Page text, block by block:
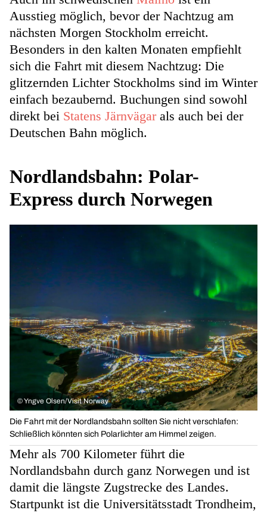
Ausstieg möglich, bevor der Nachtzug am
nächsten Morgen Stockholm erreicht.
Besonders in den kalten Monaten empfiehlt
sich die Fahrt mit diesem Nachtzug: Die
glitzernden Lichter Stockholms sind im Winter
einfach bezaubernd. Buchungen sind sowohl
direkt bei Statens Järnvägarals auch bei der
Deutschen Bahn möglich.
Nordlandsbahn: Polar-
Express durch Norwegen
©Yngve Olsen/Visit Norway
Die Fahrt mit der Nordlandsbahn sollten Sie nicht verschlafen:
Schließlich könnten sich Polarlichter am Himmel zeigen.
Mehr als 700 Kilometer führt die
Nordlandsbahn durch ganz Norwegen und ist
damit die längste Zugstrecke des Landes.
Startpunkt ist die Universitätsstadt Trondheim,